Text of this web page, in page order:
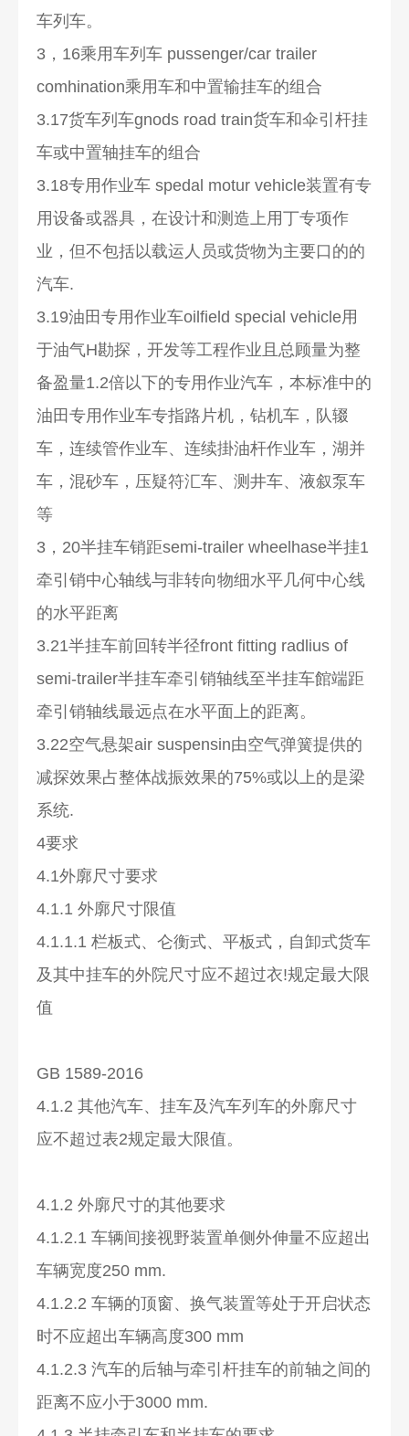
车列车。
3，16乘用车列车 pussenger/car trailer
comhination乘用车和中置输挂车的组合
3.17货车列车gnods road train货车和伞引杆挂
车或中置轴挂车的组合
3.18专用作业车 spedal motur vehicle装置有专
用设备或器具，在设计和测造上用丁专项作
业，但不包括以载运人员或货物为主要口的的
汽车.
3.19油田专用作业车oilfield special vehicle用
于油气H勘探，开发等工程作业且总顾量为整
备盈量1.2倍以下的专用作业汽车，本标准中的
油田专用作业车专指路片机，钻机车，队辍
车，连续管作业车、连续掛油杆作业车，湖并
车，混砂车，压疑符汇车、测井车、液叙泵车
等
3，20半挂车销距semi-trailer wheelhase半挂1
牵引销中心轴线与非转向物细水平几何中心线
的水平距离
3.21半挂车前回转半径front fitting radlius of
semi-trailer半挂车牵引销轴线至半挂车館端距
牵引销轴线最远点在水平面上的距离。
3.22空气悬架air suspensin由空气弹簧提供的
减探效果占整体战振效果的75%或以上的是梁
系统.
4要求
4.1外廓尺寸要求
4.1.1 外廓尺寸限值
4.1.1.1 栏板式、仑衡式、平板式，自卸式货车
及其中挂车的外院尺寸应不超过衣!规定最大限
值
GB 1589-2016
4.1.2 其他汽车、挂车及汽车列车的外廓尺寸
应不超过表2规定最大限值。
4.1.2 外廓尺寸的其他要求
4.1.2.1 车辆间接视野装置单侧外伸量不应超出
车辆宽度250 mm.
4.1.2.2 车辆的顶窗、换气装置等处于开启状态
时不应超出车辆高度300 mm
4.1.2.3 汽车的后轴与牵引杆挂车的前轴之间的
距离不应小于3000 mm.